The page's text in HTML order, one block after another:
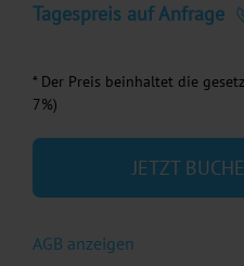
Tagespreis auf Anfrage
* Der Preis beinhaltet die
7%)
JETZT
AGB anzeigen